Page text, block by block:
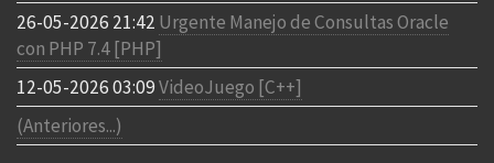
26-05-2026 21:42 Urgente Manejo de Consultas Oracle
con PHP 7.4 [PHP]
12-05-2026 03:09VideoJuego [C++]
(Anteriores...)